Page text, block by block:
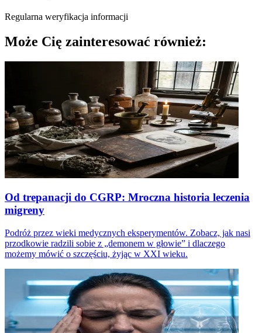
Regularna weryfikacja informacji
Może Cię zainteresować również:
Od trepanacji do CGRP: Mroczna historia leczenia
migreny
Podróż przez wieki medycznych eksperymentów. Zobacz, jak nasi
przodkowie radzili sobie z „demonem w głowie” i dlaczego
możemy mówić o szczęściu, żyjąc w XXI wieku.